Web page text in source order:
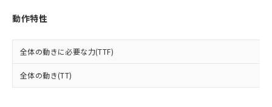
動作特性
全体の動きに必要な力(TTF)
全体の動き(TT)
また、RoHS指令のフタル酸エステル類４
物質の対応では、対応完了までの期間は出
欄に対応日を記載しておりました。